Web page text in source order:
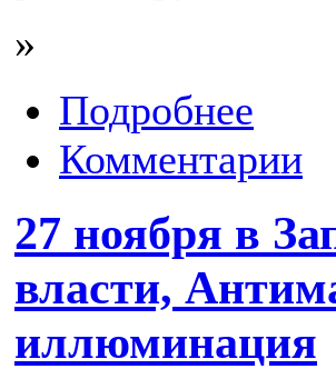
»
Подробнее
Комментарии
27 ноября в
власти,
иллюминация